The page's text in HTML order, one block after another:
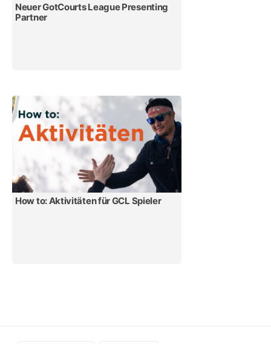
Neuer GotCourts League Presenting
Partner
How to: Aktivitäten für GCL Spieler